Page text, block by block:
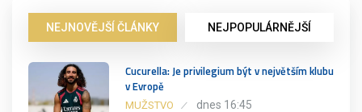
NEJNOVĚJŠÍ ČLÁNKY NEJPOPULÁRNĚJŠÍ
Cucurella: Je privilegium být v největším klubu
v Evropě
MUŽSTVO dnes 16:45